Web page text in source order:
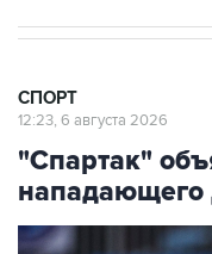
СПОРТ
12:23, 6 августа 2026
"Спартак"
нападающего